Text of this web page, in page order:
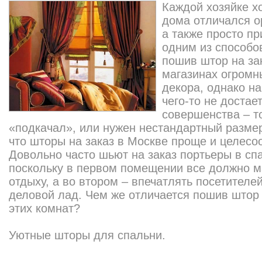
Каждой хозяйке
дома отличался
а также просто
одним из
пошив штор на
магазинах
декора, однако
чего-то не
совершенства –
«подкачал», или нужен нестандартный
что шторы на заказ в Москве проще и
Довольно часто шьют на заказ портьеры в
поскольку в первом помещении все должно
отдыху, а во втором – впечатлять
деловой лад. Чем же отличается пошив штор
этих комнат?
Уютные шторы для спальни.